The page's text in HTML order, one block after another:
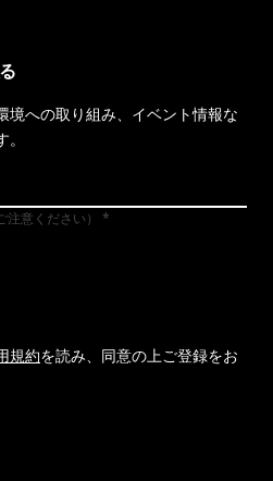
境への取り組み、イベント情報な
意ください）
規約を読み、同意の上ご登録をお